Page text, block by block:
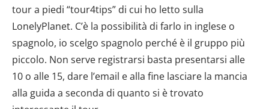
tour a piedi “tour4tips” di cui ho letto sulla
LonelyPlanet. C’è la possibilità di farlo in inglese o
spagnolo, io scelgo spagnolo perché è il gruppo più
piccolo. Non serve registrarsi basta presentarsi alle
10 o alle 15, dare l’email e alla fine lasciare la mancia
alla guida a seconda di quanto si è trovato